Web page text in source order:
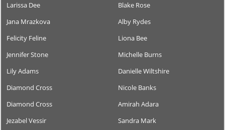
Larissa Dee
Blake Rose
Jana Mrazkova
Alby Rydes
Felicity Feline
Liona Bee
Jennifer Stone
Michelle Burns
Lily Adams
Danielle Wiltshire
Diamond Cross
Nicole Banks
Diamond Cross
Amirah Adara
Jezabel Vessir
Sandra Mark